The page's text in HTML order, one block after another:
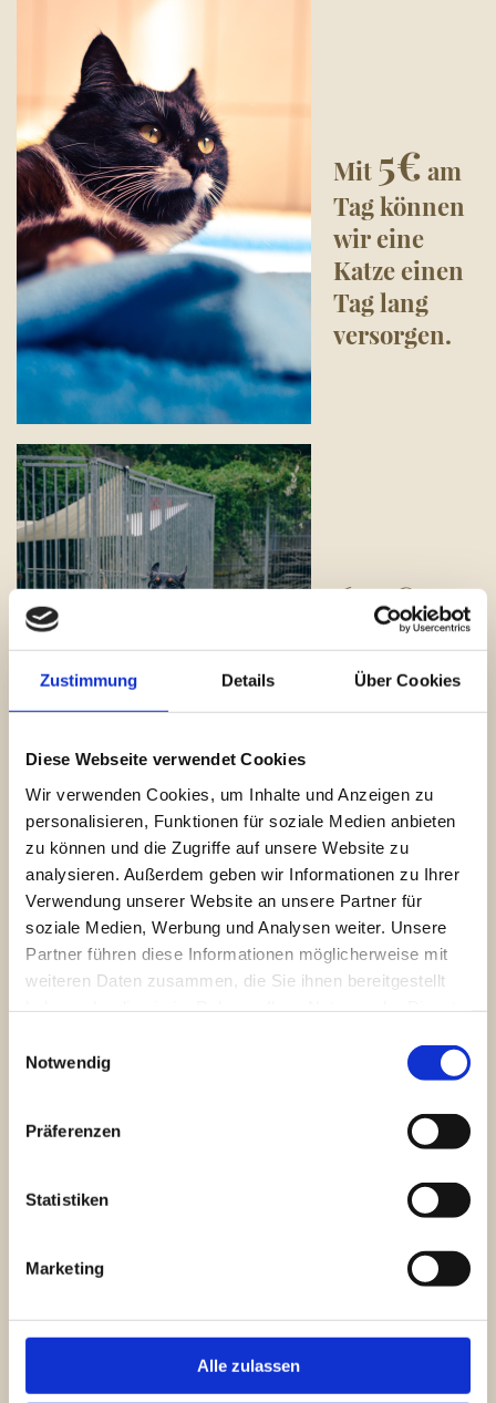
Zustimmung Details Über Cookies
Diese Webseite verwendet Cookies
Wir verwenden Cookies, um Inhalte und Anzeigen zu
personalisieren, Funktionen für soziale Medien anbieten
zu können und die Zugriffe auf unsere Website zu
analysieren. Außerdem geben wir Informationen zu Ihrer
Verwendung unserer Website an unsere Partner für
soziale Medien, Werbung und Analysen weiter. Unsere
Partner führen diese Informationen möglicherweise mit
weiteren Daten zusammen, die Sie ihnen bereitgestellt
Notwendig
Präferenzen
Statistiken
Marketing
Alle zulassen
Mit 5€ am
Tag können
wir eine
Katze einen
Tag lang
versorgen.
60 €
decken
unsere
tierärztliche
Untersuchun
g und
Impfung
eines
Hundes.
100 €
können wir
lang die
Katzen in
Pflegestellen
Futterstellen